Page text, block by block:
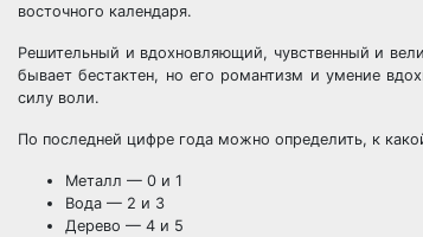
восточного календаря.
Решительный и вдохновляющий, чувственный и
бывает бестактен, но его романтизм и умение
силу воли.
По последней цифре года можно определить, к
Металл — 0 и 1
Вода — 2 и 3
Дерево — 4 и 5